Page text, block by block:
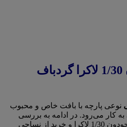
پارچه تریکو جودون 1/30 لاکرا گردباف
نوعی پارچه با بافت خاص و محبوب
کار می‌رود. در ادامه به بررسی
بیشتری در مورد پارچه های جودون 1/30 لاکرا و خرید از نساجی